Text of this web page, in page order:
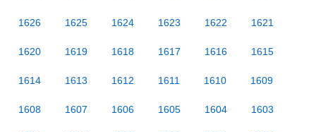
1626 1625 1624 1623 1622 1621
1620 1619 1618 1617 1616 1615
1614 1613 1612 1611 1610 1609
1608 1607 1606 1605 1604 1603